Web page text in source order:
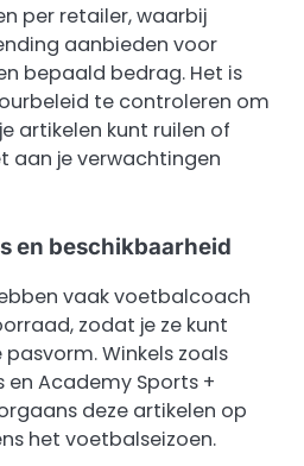
per retailer, waarbij
aanbieden voor
bepaald bedrag. Het is
te controleren om
artikelen kunt ruilen of
aan je verwachtingen
en beschikbaarheid
vaak voetbalcoach
zodat je ze kunt
Winkels zoals
en Academy Sports +
deze artikelen op
het voetbalseizoen.